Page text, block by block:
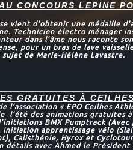
CONCOURS LEPINE
vient d'obtenir une médaille
Technicien électro ménager
dans l’âme nous raconte
pour un bras de lave
sujet de Marie-Hélène Lavastre.
GRATUITES À
l’association « EPO Ceilhes
l’été des animations gratuites à
BMX Pumptrack
Initiation apprentissage vélo
Calisthénie, Hyrox et
détails avec Ahmed le Président